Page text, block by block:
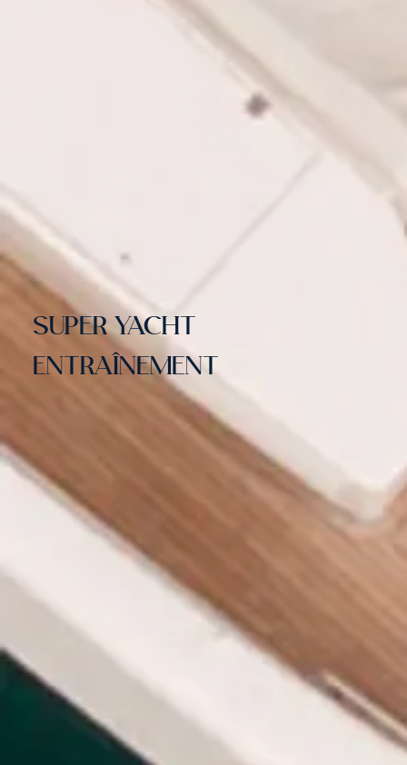
SUPER YACHT
ENTRAÎNEMENT